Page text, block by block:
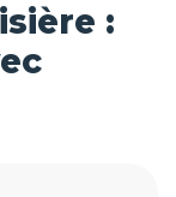
: